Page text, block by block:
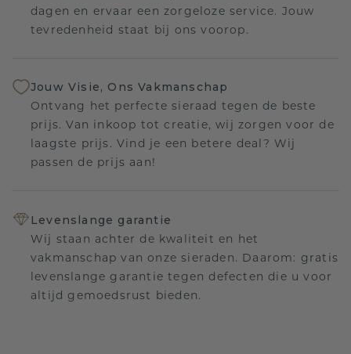
dagen en ervaar een zorgeloze service. Jouw
tevredenheid staat bij ons voorop.
Jouw Visie, Ons Vakmanschap
Ontvang het perfecte sieraad tegen de beste
prijs. Van inkoop tot creatie, wij zorgen voor de
laagste prijs. Vind je een betere deal? Wij
passen de prijs aan!
Levenslange garantie
Wij staan achter de kwaliteit en het
vakmanschap van onze sieraden. Daarom: gratis
levenslange garantie tegen defecten die u voor
altijd gemoedsrust bieden.